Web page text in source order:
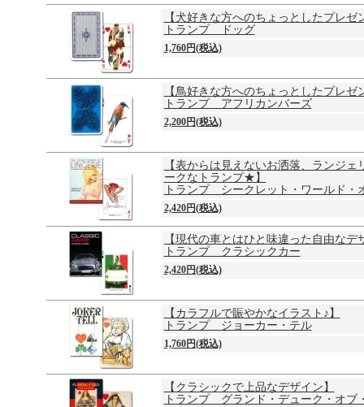
【犬好きな方へのちょっとしたプレゼ
トランプ ドッグ
1,760円(税込)
【鳥好きな方へのちょっとしたプレゼ
トランプ アフリカンバーズ
2,200円(税込)
【表からは見えないお洒落、ランジェ
ークなトランプ★】
トランプ シークレット・ワールド・
2,420円(税込)
【現代の車とはひと味違った自由なデ
トランプ クラシックカー
2,420円(税込)
【カラフルで賑やかなイラスト♪】
トランプ ジョーカー・テル
1,760円(税込)
【クラシックで上品なデザイン】
トランプ グランド・デューク・オブ